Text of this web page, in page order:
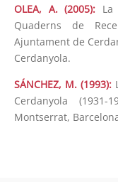
OLEA, A. (2005): La
Quaderns de
Ajuntament de
Cerdanyola.
SÁNCHEZ, M. (1993):
Cerdanyola
Montserrat,